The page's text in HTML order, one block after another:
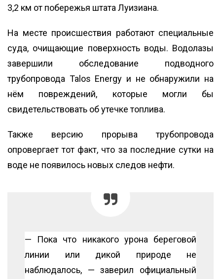
3,2 км от побережья штата Луизиана.
На месте происшествия работают специальные
суда, очищающие поверхность воды. Водолазы
завершили обследование подводного
трубопровода Talos Energy и не обнаружили на
нём повреждений, которые могли бы
свидетельствовать об утечке топлива.
Также версию прорыва трубопровода
опровергает тот факт, что за последние сутки на
воде не появилось новых следов нефти.
— Пока что никакого урона береговой
линии или дикой природе не
наблюдалось, — заверил официальный